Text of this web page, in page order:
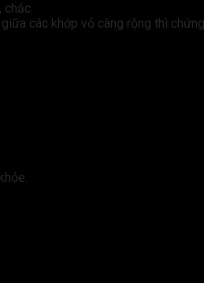
chắc.
các khớp vỏ càng rộng thì